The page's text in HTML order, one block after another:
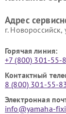
Адрес
г.
Горячая линия:
+7 (800) 301-55-
Контактный
8 (800) 301-55-
Электронная
info@yamaha-